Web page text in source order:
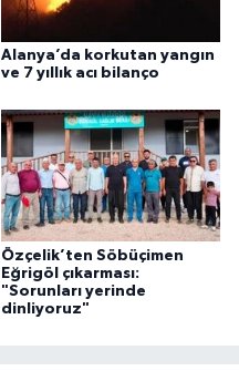
Alanya’da korkutan yangın
ve 7 yıllık acı bilanço
Özçelik’ten Söbüçimen
Eğrigöl çıkarması:
"Sorunları yerinde
dinliyoruz"